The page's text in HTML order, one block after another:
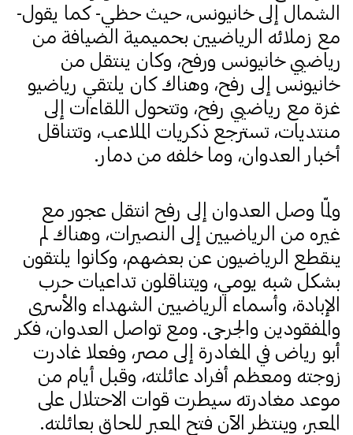
الشمال إلى خانيونس، حيث حظي- كما يقول-
مع زملائه الرياضيين بحميمية الضيافة من
رياضيي خانيونس ورفح، وكان ينتقل من
خانيونس إلى رفح، وهناك كان يلتقي رياضيو
غزة مع رياضيي رفح، وتتحول اللقاءات إلى
منتديات، تسترجع ذكريات الملاعب، وتتناقل
أخبار العدوان، وما خلفه من دمار.
ولمّا وصل العدوان إلى رفح انتقل عجور مع
غيره من الرياضيين إلى النصيرات، وهناك لم
ينقطع الرياضيون عن بعضهم، وكانوا يلتقون
بشكل شبه يومي، ويتناقلون تداعيات حرب
الإبادة، وأسماء الرياضيين الشهداء والأسرى
والمفقودين والجرحى. ومع تواصل العدوان، فكر
أبو رياض في المغادرة إلى مصر، وفعلا غادرت
زوجته ومعظم أفراد عائلته، وقبل أيام من
موعد مغادرته سيطرت قوات الاحتلال على
المعبر، وينتظر الآن فتح المعبر للحاق بعائلته.